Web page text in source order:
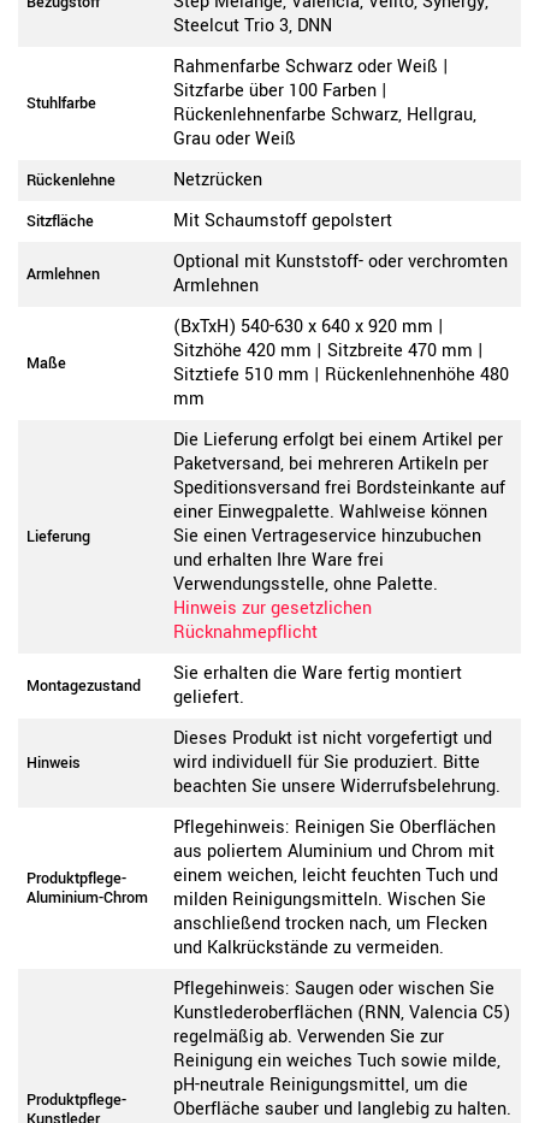
Steelcut Trio 3, DNN
Stuhlfarbe
Rahmenfarbe Schwarz oder Weiß |
Sitzfarbe über 100 Farben |
Rückenlehnenfarbe Schwarz, Hellgrau,
Grau oder Weiß
Rückenlehne Netzrücken
Sitzfläche Mit Schaumstoff gepolstert
Armlehnen
Optional mit Kunststoff- oder verchromten
Armlehnen
Maße
(BxTxH) 540-630 x 640 x 920 mm |
Sitzhöhe 420 mm | Sitzbreite 470 mm |
Sitztiefe 510 mm | Rückenlehnenhöhe 480
mm
Lieferung
Die Lieferung erfolgt bei einem Artikel per
Paketversand, bei mehreren Artikeln per
Speditionsversand frei Bordsteinkante auf
einer Einwegpalette. Wahlweise können
Sie einen Vertrageservice hinzubuchen
und erhalten Ihre Ware frei
Verwendungsstelle, ohne Palette.
Hinweis zur gesetzlichen
Rücknahmepflicht
Montagezustand
Sie erhalten die Ware fertig montiert
geliefert.
Hinweis
Dieses Produkt ist nicht vorgefertigt und
wird individuell für Sie produziert. Bitte
beachten Sie unsere Widerrufsbelehrung.
Produktpflege-
Aluminium-Chrom
Pflegehinweis: Reinigen Sie Oberflächen
aus poliertem Aluminium und Chrom mit
einem weichen, leicht feuchten Tuch und
milden Reinigungsmitteln. Wischen Sie
anschließend trocken nach, um Flecken
und Kalkrückstände zu vermeiden.
Produktpflege-
Pflegehinweis: Saugen oder wischen Sie
Kunstlederoberflächen (RNN, Valencia C5)
regelmäßig ab. Verwenden Sie zur
Reinigung ein weiches Tuch sowie milde,
pH-neutrale Reinigungsmittel, um die
Oberfläche sauber und langlebig zu halten.